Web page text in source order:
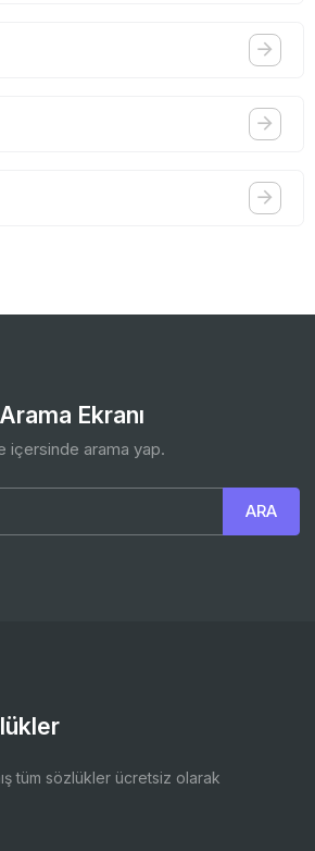
Arama Ekranı
içersinde arama yap.
tüm sözlükler ücretsiz olarak